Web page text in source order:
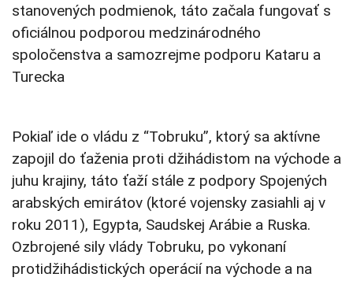
stanovených podmienok, táto začala fungovať s
oficiálnou podporou medzinárodného
spoločenstva a samozrejme podporu Kataru a
Turecka
Pokiaľ ide o vládu z “Tobruku”, ktorý sa aktívne
zapojil do ťaženia proti džihádistom na východe a
juhu krajiny, táto ťaží stále z podpory Spojených
arabských emirátov (ktoré vojensky zasiahli aj v
roku 2011), Egypta, Saudskej Arábie a Ruska.
Ozbrojené sily vlády Tobruku, po vykonaní
protidžihádistických operácií na východe a na